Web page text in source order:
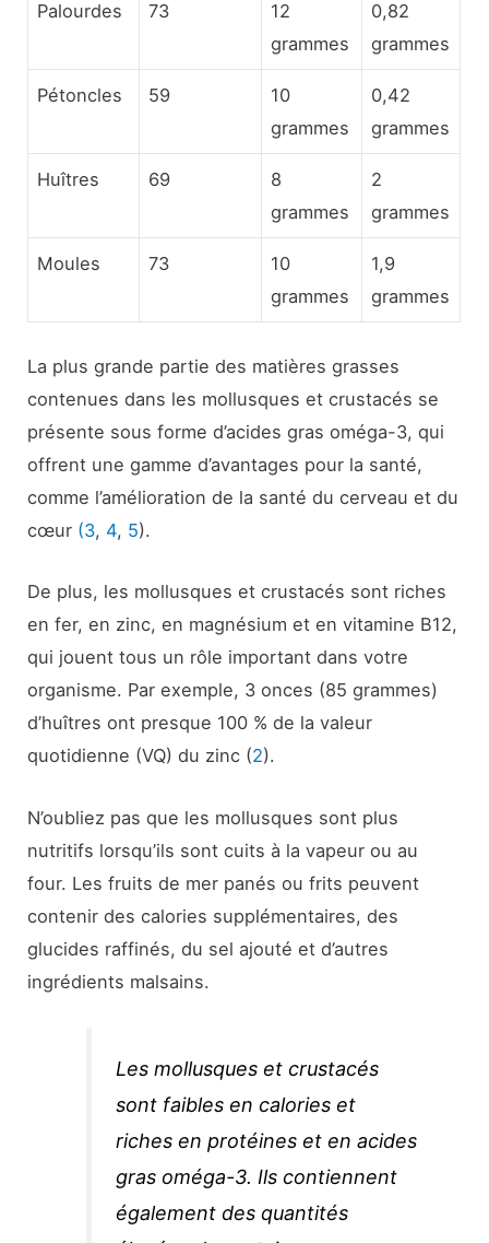
Palourdes 73
12
grammes
0,82
grammes
Pétoncles 59
10
grammes
0,42
grammes
Huîtres 69
8
grammes
2
grammes
Moules 73
10
grammes
1,9
grammes
La plus grande partie des matières grasses
contenues dans les mollusques et crustacés se
présente sous forme d’acides gras oméga-3, qui
offrent une gamme d’avantages pour la santé,
comme l’amélioration de la santé du cerveau et du
cœur (3, 4, 5).
De plus, les mollusques et crustacés sont riches
en fer, en zinc, en magnésium et en vitamine B12,
qui jouent tous un rôle important dans votre
organisme. Par exemple, 3 onces (85 grammes)
d’huîtres ont presque 100 % de la valeur
quotidienne (VQ) du zinc (2).
N’oubliez pas que les mollusques sont plus
nutritifs lorsqu’ils sont cuits à la vapeur ou au
four. Les fruits de mer panés ou frits peuvent
contenir des calories supplémentaires, des
glucides raffinés, du sel ajouté et d’autres
ingrédients malsains.
Les mollusques et crustacés
sont faibles en calories et
riches en protéines et en acides
gras oméga-3. Ils contiennent
également des quantités